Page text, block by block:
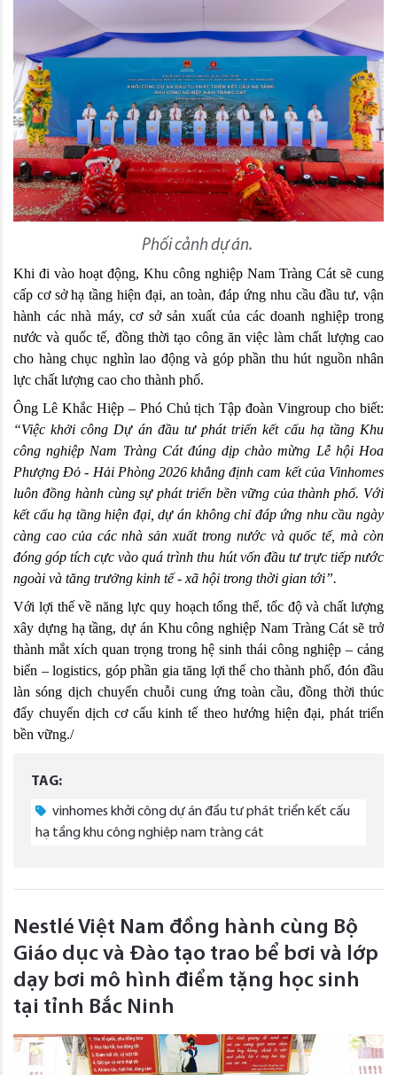
Phối cảnh dự án.
Khi đi vào hoạt động, Khu công nghiệp Nam Tràng Cát sẽ cung
cấp cơ sở hạ tầng hiện đại, an toàn, đáp ứng nhu cầu đầu tư, vận
hành các nhà máy, cơ sở sản xuất của các doanh nghiệp trong
nước và quốc tế, đồng thời tạo công ăn việc làm chất lượng cao
cho hàng chục nghìn lao động và góp phần thu hút nguồn nhân
lực chất lượng cao cho thành phố.
“Việc khởi công Dự án đầu tư phát triển kết cấu hạ tầng Khu
công nghiệp Nam Tràng Cát đúng dịp chào mừng Lễ hội Hoa
Phượng Đỏ - Hải Phòng 2026 khẳng định cam kết của Vinhomes
luôn đồng hành cùng sự phát triển bền vững của thành phố. Với
kết cấu hạ tầng hiện đại, dự án không chỉ đáp ứng nhu cầu ngày
càng cao của các nhà sản xuất trong nước và quốc tế, mà còn
đóng góp tích cực vào quá trình thu hút vốn đầu tư trực tiếp nước
ngoài và tăng trưởng kinh tế - xã hội trong thời gian tới”.
Với lợi thế về năng lực quy hoạch tổng thể, tốc độ và chất lượng
xây dựng hạ tầng, dự án Khu công nghiệp Nam Tràng Cát sẽ trở
thành mắt xích quan trọng trong hệ sinh thái công nghiệp – cảng
biển – logistics, góp phần gia tăng lợi thế cho thành phố, đón đầu
làn sóng dịch chuyển chuỗi cung ứng toàn cầu, đồng thời thúc
đẩy chuyển dịch cơ cấu kinh tế theo hướng hiện đại, phát triển
bền vững./
TAG:
vinhomes khởi công dự án đầu tư phát triển kết cấu
hạ tầng khu công nghiệp nam tràng cát
Nestlé Việt Nam đồng hành cùng Bộ
Giáo dục và Đào tạo trao bể bơi và lớp
dạy bơi mô hình điểm tặng học sinh
tại tỉnh Bắc Ninh